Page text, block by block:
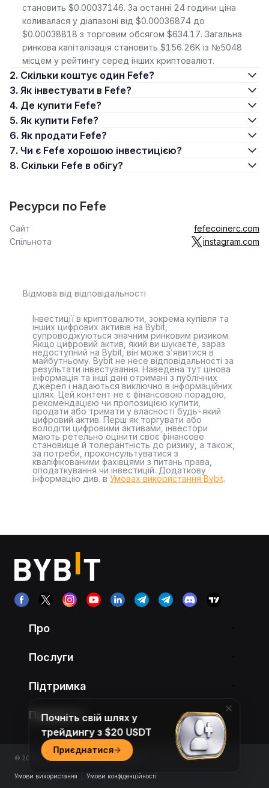
становить $0.00037146. За останні 24 години ціна
коливалася у діапазоні від $0.00036874 до
$0.00038818 з торговим обсягом $634.17. Загальна
ринкова капіталізація становить $156.26K із №5048
місцем у рейтингу серед інших криптовалют.
2. Скільки коштує один Fefe?
3. Як інвестувати в Fefe?
4. Де купити Fefe?
5. Як купити Fefe?
6. Як продати Fefe?
7. Чи є Fefe хорошою інвестицією?
8. Скільки Fefe в обігу?
Ресурси по Fefe
Сайт
fefecoinerc.com
Спільнота
instagram.com
Відмова від відповідальності
Інвестиції в криптовалюти, зокрема купівля та
інших цифрових активів на Bybit,
супроводжуються значним ринковим ризиком.
Якщо цифровий актив, який ви шукаєте, зараз
недоступний на Bybit, він може з’явитися в
майбутньому. Bybit не несе відповідальності за
результати інвестування. Наведена тут цінова
інформація та інші дані отримані з публічних
джерел і надаються виключно в інформаційних
цілях. Цей контент не є фінансовою порадою,
рекомендацією чи пропозицією купити,
продати або тримати у власності будь-який
цифровий актив. Перш як торгувати або
володіти цифровими активами, інвестори
мають ретельно оцінити своє фінансове
становище й толерантність до ризику, а також,
за потреби, проконсультуватися з
кваліфікованими фахівцями з питань права,
оподаткування чи інвестицій. Додаткову
інформацію див. в Умовах використання Bybit.
Про
Послуги
Підтримка
Продукти
© 2018-2026 Bybit.com. All rights reserved.
Умови використання Умови конфіденційності
Почніть свій шлях у
трейдингу з $20 USDT
Приєднатися